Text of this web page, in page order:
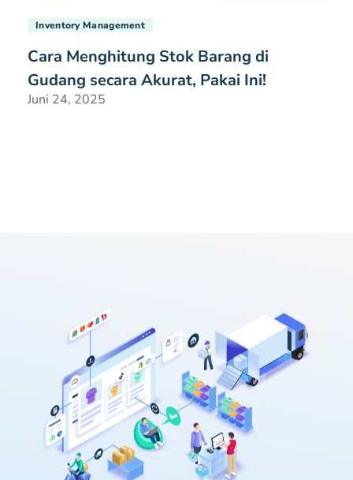
Inventory Management
Cara Menghitung Stok Barang di
Gudang secara Akurat, Pakai Ini!
Juni 24, 2025